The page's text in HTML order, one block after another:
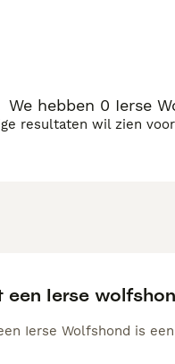
voor
We hebben 0 Ierse
resultaten wil zien
een Ierse
Ierse Wolfshond is